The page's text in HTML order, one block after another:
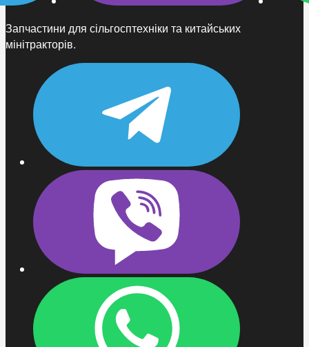
Запчастини для сільгосптехніки та китайських
мінітракторів.